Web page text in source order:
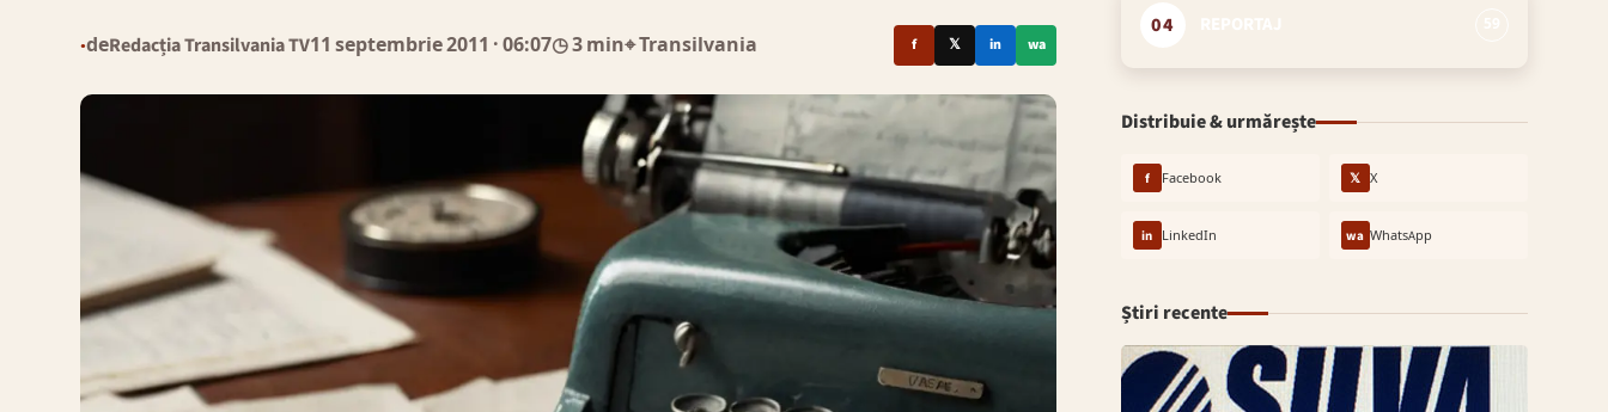
●deRedacția Transilvania TV11 septembrie 2011 · 06:07◷ 3 min⌖ Transilvania f 𝕏 in wa
04
Distribuie & urmărește
f Facebook 𝕏 X
in LinkedIn wa WhatsApp
Știri recente